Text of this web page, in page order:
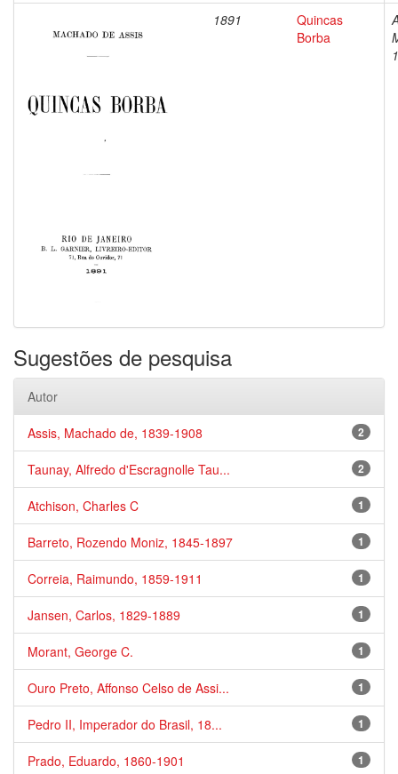
1891
Quincas
Borba
Sugestões de pesquisa
Autor
2
Assis, Machado de, 1839-1908
2
Taunay, Alfredo d'Escragnolle Tau...
1
Atchison, Charles C
1
Barreto, Rozendo Moniz, 1845-1897
1
Correia, Raimundo, 1859-1911
1
Jansen, Carlos, 1829-1889
1
Morant, George C.
1
Ouro Preto, Affonso Celso de Assi...
1
Pedro II, Imperador do Brasil, 18...
1
Prado, Eduardo, 1860-1901